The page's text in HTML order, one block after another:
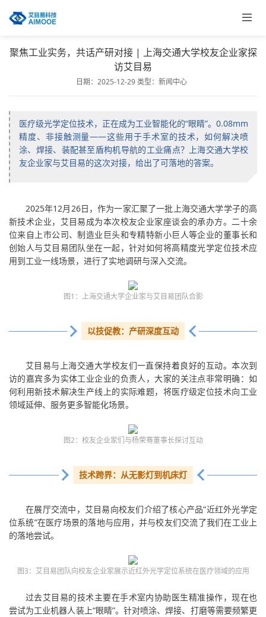
聚焦工业实务，共话产研对接 | 上海交通大学校友企业家探
访艾目易
日期：2025-12-29 类型： 新闻中心
医疗级光学定位技术，正在成为工业智能化的“眼睛”。0.08mm
精度、非接触测量——这些用于手术室的技术，如何解决喷
涂、焊接、装配甚至盾构机导航的工业痛点？上海交通大学校
友企业家与艾目易的这次对接，给出了可落地的答案。
2025年12月26日，作为一家汇聚了一批上海交通大学学子的高
新技术企业，艾目易成为本次校友企业家座谈会的承办方。二十余
位来自上市公司、制造业巨头和专精特新小巨人等企业的董事长和
创始人与艾目易团队坐在一起，针对如何将高精度光学定位技术应
用到工业一线场景，进行了实地调研与深入交流。
图1：上海交通大学企业家与艾目易团队合影
以技促教：产研深度互动
艾目易与上海交通大学校友们一直保持着良好的互动。本次到
访的嘉宾多为实体工业企业的负责人，大家的关注点非常明确：如
何利用新技术解决生产线上的实际难题，将医疗级定位技术向工业
领域延伸、服务更多智能化场景。
图2：校友企业家们与杨荣骞董事长探讨互动
技术跨界： 从无影灯到机床灯
在展厅交流中，艾目易向校友们介绍了核心产品“近红外光学定
位系统”在医疗场景的落地与应用，并与校友们交流了我们在工业上
的落地尝试。
图3：艾目易团队向校友企业家展示近红外光学定位系统在医疗领域的应用
过去艾目易的技术主要在手术室内协助医生精准操作，现在也
尝试为工业机器人装上“眼睛”。针对喷涂、焊接、打磨等需要频繁更